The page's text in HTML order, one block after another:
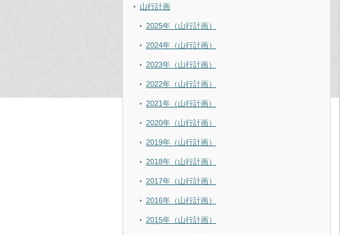
山行計画
2025年（山行計画）
2024年（山行計画）
2023年（山行計画）
2022年（山行計画）
2021年（山行計画）
2020年（山行計画）
2019年（山行計画）
2018年（山行計画）
2017年（山行計画）
2016年（山行計画）
2015年（山行計画）